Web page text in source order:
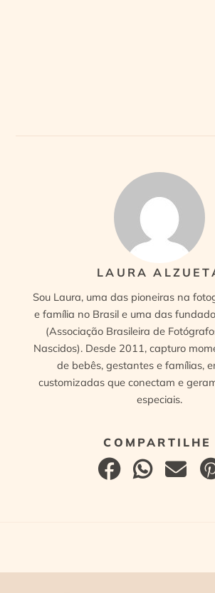
LAURA
Sou Laura, uma das pioneiras na
e família no Brasil e uma das
(Associação Brasileira de
Nascidos). Desde 2011, capturo
de bebês, gestantes e famílias,
customizadas que conectam e
especiais.